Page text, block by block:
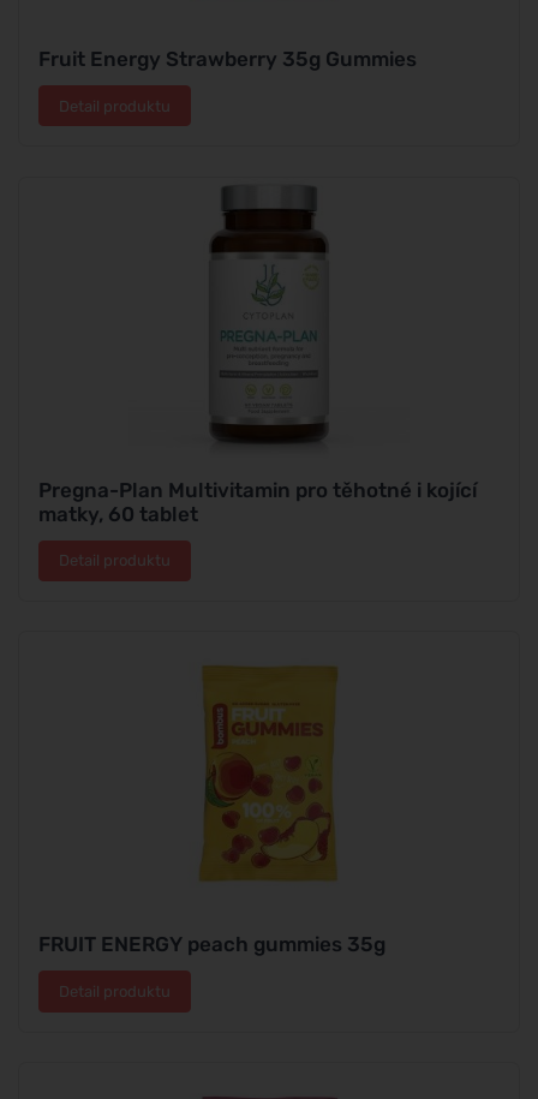
Fruit Energy Strawberry 35g Gummies
Detail produktu
Pregna-Plan Multivitamin pro těhotné i kojící
matky, 60 tablet
Detail produktu
FRUIT ENERGY peach gummies 35g
Detail produktu